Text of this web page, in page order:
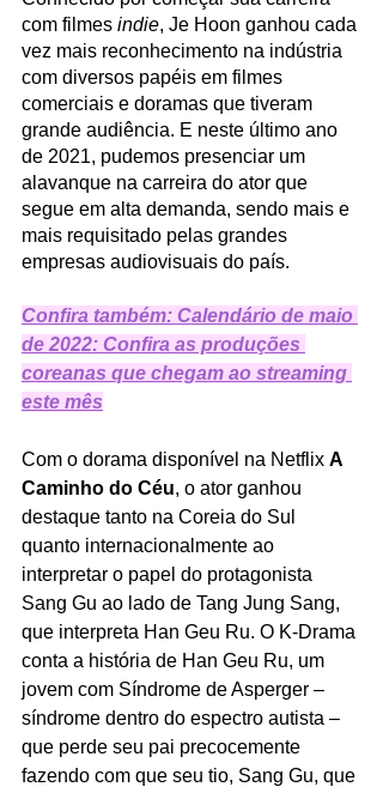
com filmes indie, Je Hoon ganhou cada
vez mais reconhecimento na indústria
com diversos papéis em filmes
comerciais e doramas que tiveram
grande audiência. E neste último ano
de 2021, pudemos presenciar um
alavanque na carreira do ator que
segue em alta demanda, sendo mais e
mais requisitado pelas grandes
empresas audiovisuais do país.
Confira também: Calendário de maio
de 2022: Confira as produções
coreanas que chegam ao streaming
este mês
Com o dorama disponível na Netflix A
Caminho do Céu, o ator ganhou
destaque tanto na Coreia do Sul
quanto internacionalmente ao
interpretar o papel do protagonista
Sang Gu ao lado de Tang Jung Sang,
que interpreta Han Geu Ru. O K-Drama
conta a história de Han Geu Ru, um
jovem com Síndrome de Asperger –
síndrome dentro do espectro autista –
que perde seu pai precocemente
fazendo com que seu tio, Sang Gu, que